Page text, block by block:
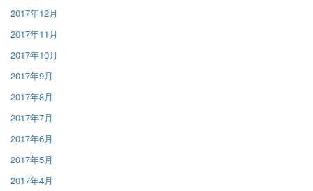
2017年12月
2017年11月
2017年10月
2017年9月
2017年8月
2017年7月
2017年6月
2017年5月
2017年4月